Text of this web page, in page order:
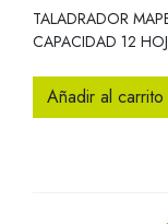
TALADRADOR
CAPACIDAD 12
Añadir al carrito